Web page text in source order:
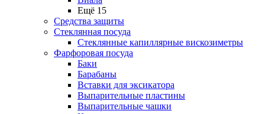
Ещё 15
Средства защиты
Стеклянная посуда
Стеклянные капиллярные вискозиметры
Фарфоровая посуда
Баки
Барабаны
Вставки для эксикатора
Выпарительные пластины
Выпарительные чашки